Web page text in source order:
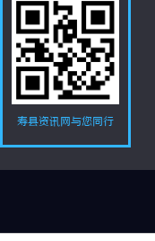
寿县资讯网与您同行